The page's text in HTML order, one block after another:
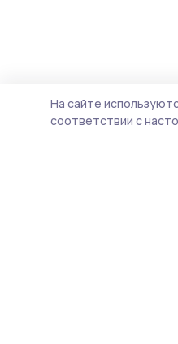
На сайте
соответствии с